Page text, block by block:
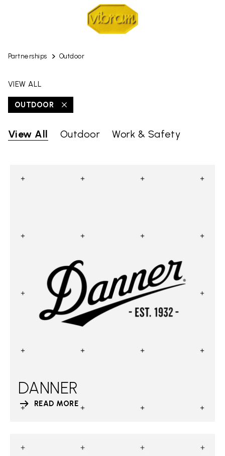
Partnerships Outdoor
VIEW ALL
OUTDOOR
View All Outdoor Work & Safety
DANNER
READ MORE